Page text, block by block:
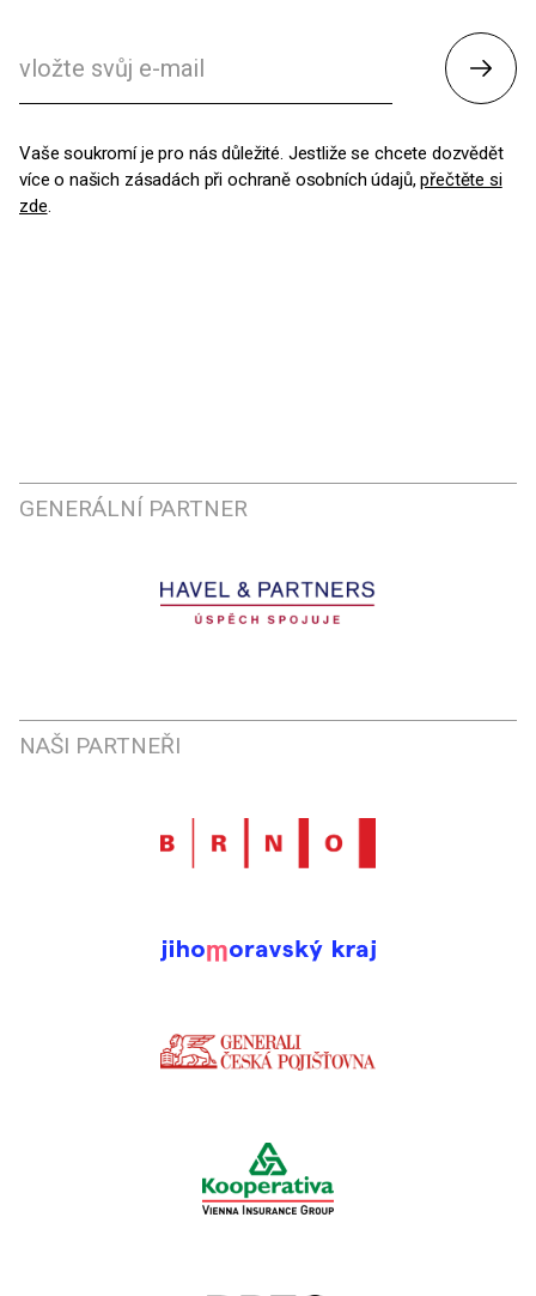
Vaše soukromí je pro nás důležité. Jestliže se chcete dozvědět
více o našich zásadách při ochraně osobních údajů,přečtěte si
zde.
GENERÁLNÍ PARTNER
NAŠI PARTNEŘI